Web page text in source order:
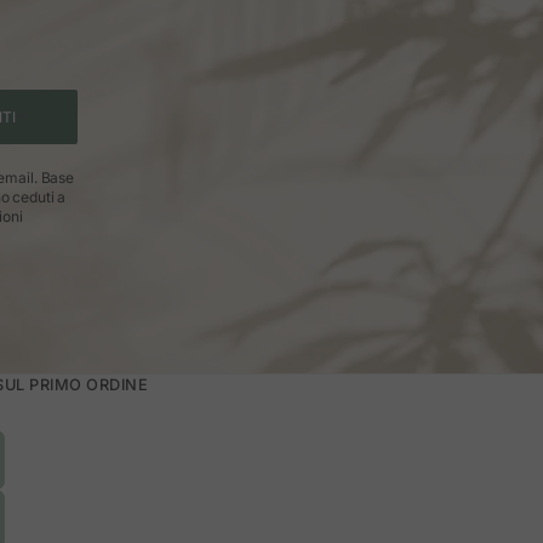
Base
ceduti a
PRIMO ORDINE